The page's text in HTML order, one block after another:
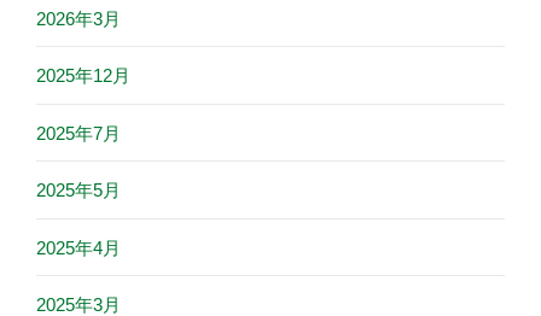
2026年3月
2025年12月
2025年7月
2025年5月
2025年4月
2025年3月